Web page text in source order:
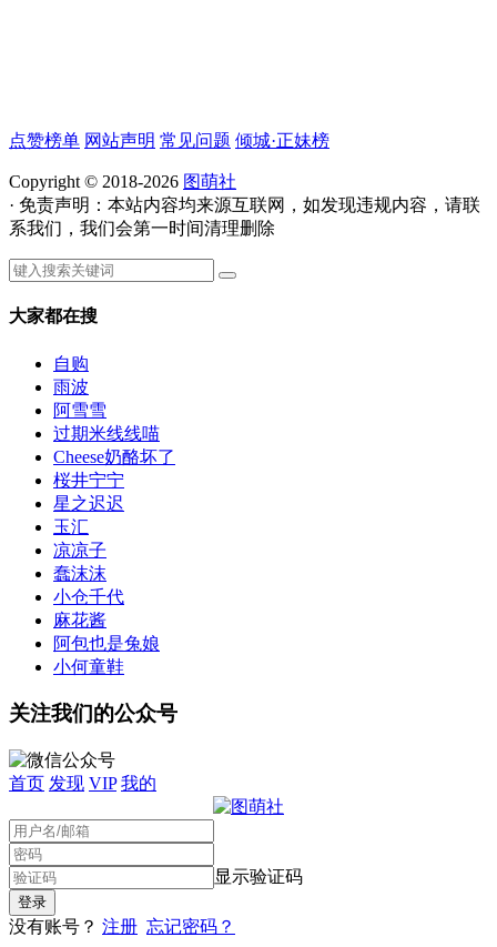
点赞榜单 网站声明 常见问题 倾城·正妹榜
Copyright © 2018-2026 图萌社
· 免责声明：本站内容均来源互联网，如发现违规内容，请联
系我们，我们会第一时间清理删除
大家都在搜
自购
雨波
阿雪雪
过期米线线喵
Cheese奶酪坏了
桜井宁宁
星之迟迟
玉汇
凉凉子
蠢沫沫
小仓千代
麻花酱
阿包也是兔娘
小何童鞋
关注我们的公众号
首页 发现 VIP 我的
显示验证码
没有账号？ 注册 忘记密码？